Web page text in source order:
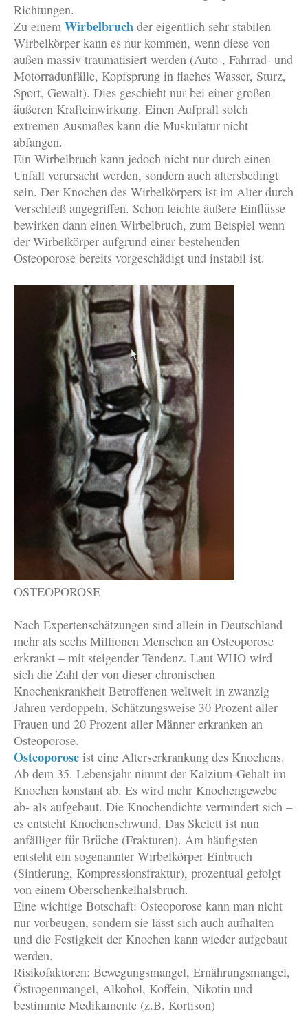
Richtungen.
Zu einem Wirbelbruch der eigentlich sehr stabilen
Wirbelkörper kann es nur kommen, wenn diese von
außen massiv traumatisiert werden (Auto-, Fahrrad- und
Motorradunfälle, Kopfsprung in flaches Wasser, Sturz,
Sport, Gewalt). Dies geschieht nur bei einer großen
äußeren Krafteinwirkung. Einen Aufprall solch
extremen Ausmaßes kann die Muskulatur nicht
abfangen.
Ein Wirbelbruch kann jedoch nicht nur durch einen
Unfall verursacht werden, sondern auch altersbedingt
sein. Der Knochen des Wirbelkörpers ist im Alter durch
Verschleiß angegriffen. Schon leichte äußere Einflüsse
bewirken dann einen Wirbelbruch, zum Beispiel wenn
der Wirbelkörper aufgrund einer bestehenden
Osteoporose bereits vorgeschädigt und instabil ist.
OSTEOPOROSE
Nach Expertenschätzungen sind allein in Deutschland
mehr als sechs Millionen Menschen an Osteoporose
erkrankt – mit steigender Tendenz. Laut WHO wird
sich die Zahl der von dieser chronischen
Knochenkrankheit Betroffenen weltweit in zwanzig
Jahren verdoppeln. Schätzungsweise 30 Prozent aller
Frauen und 20 Prozent aller Männer erkranken an
Osteoporose.
Osteoporose ist eine Alterserkrankung des Knochens.
Ab dem 35. Lebensjahr nimmt der Kalzium-Gehalt im
Knochen konstant ab. Es wird mehr Knochengewebe
ab- als aufgebaut. Die Knochendichte vermindert sich –
es entsteht Knochenschwund. Das Skelett ist nun
anfälliger für Brüche (Frakturen). Am häufigsten
entsteht ein sogenannter Wirbelkörper-Einbruch
(Sintierung, Kompressionsfraktur), prozentual gefolgt
von einem Oberschenkelhalsbruch.
Eine wichtige Botschaft: Osteoporose kann man nicht
nur vorbeugen, sondern sie lässt sich auch aufhalten
und die Festigkeit der Knochen kann wieder aufgebaut
werden.
Risikofaktoren: Bewegungsmangel, Ernährungsmangel,
Östrogenmangel, Alkohol, Koffein, Nikotin und
bestimmte Medikamente (z.B. Kortison)